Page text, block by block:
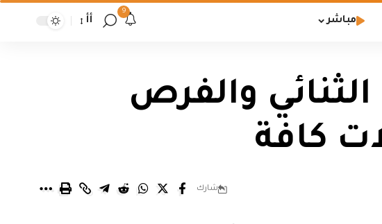
مباشر
9
أأ
الثنائي والفرص
كافة
شارك